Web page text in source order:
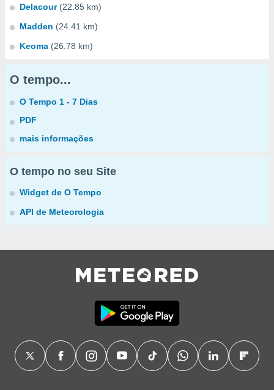
Delacour (22.85 km)
Madden (24.41 km)
Keoma (26.78 km)
O tempo...
O Tempo 1 - 7 Dias
PDF
mais informações
O tempo no seu Site
Widget de O Tempo
API de Meteorologia